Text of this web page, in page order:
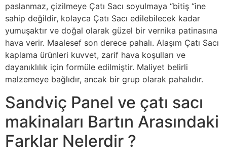
paslanmaz, çizilmeye Çatı Sacı soyulmaya “bitiş “ine
sahip değildir, kolayca Çatı Sacı edilebilecek kadar
yumuşaktır ve doğal olarak güzel bir vernika patinasına
hava verir. Maalesef son derece pahalı. Alaşım Çatı Sacı
kaplama ürünleri kuvvet, zarif hava koşulları ve
dayanıklılık için formüle edilmiştir. Maliyet belirli
malzemeye bağlıdır, ancak bir grup olarak pahalıdır.
Sandviç Panel ve çatı sacı
makinaları Bartın Arasındaki
Farklar Nelerdir ?